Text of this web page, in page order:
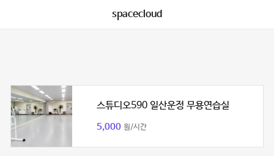
spacecloud
스튜디오590 일산운정 무용연습실
5,000 원/시간